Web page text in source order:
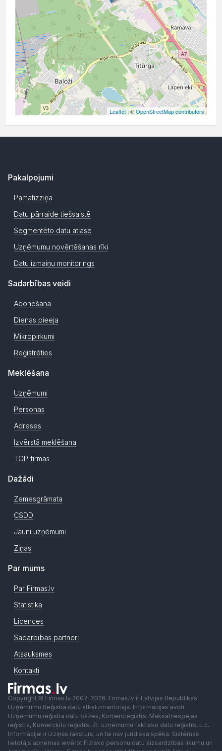
Leaflet| ©OpenStreetMap contributors
Pakalpojumi
Pamatizziņa
Datu pārraide tiešsaistē
Segmentēto datu atlase
Uzņēmumu novērtēšanas rīki
Datu izmaiņu monitorings
Sadarbības veidi
Abonēšana
Dienas pieeja
Mikropirkumi
Reģistrēties
Meklēšana
Uzņēmumi
Personas
Adreses
Izvērstā meklēšana
TOP firmas
Dažādi
Zemesgrāmata
CSDD
Jauni uzņēmumi
Ziņas
Par mums
Par Firmas.lv
Statistika
Licences
Sadarbības partneri
Atsauksmes
Kontakti
Copyright © Firmas.lv 2007-2026. Firmas.lv ir Latvijas Republikas
Uzņēmumu Reģistra datu atkalizmantotājs. Informācijas avoti:
Uzņēmumu reģistra datu bāzes, Komercreģistrs, Maksātnespējas
reģistrs, Komercķīlu reģistrs, ZL uzņēmumu faktisko datu reģistrs, u.c..
Informācijai ir izziņas raksturs, un tai nav juridiska spēka. Sistēmas
lietotājs apņemas ievērot Fizisko personu datu aizsardzības likumu un